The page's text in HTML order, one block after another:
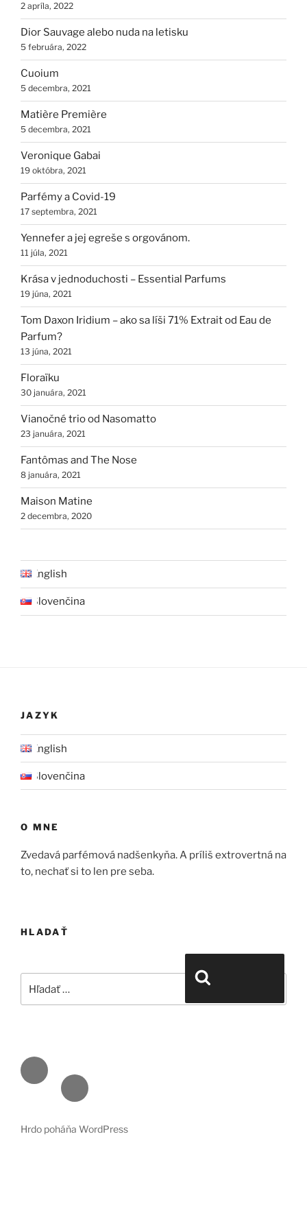
2 apríla, 2022
Dior Sauvage alebo nuda na letisku
5 februára, 2022
Cuoium
5 decembra, 2021
Matière Première
5 decembra, 2021
Veronique Gabai
19 októbra, 2021
Parfémy a Covid-19
17 septembra, 2021
Yennefer a jej egreše s orgovánom.
11 júla, 2021
Krása v jednoduchosti – Essential Parfums
19 júna, 2021
Tom Daxon Iridium – ako sa líši 71% Extrait od Eau de
Parfum?
13 júna, 2021
Floraïku
30 januára, 2021
Vianočné trio od Nasomatto
23 januára, 2021
Fantômas and The Nose
8 januára, 2021
Maison Matine
2 decembra, 2020
English
Slovenčina
JAZYK
English
Slovenčina
O MNE
Zvedavá parfémová nadšenkyňa. A príliš extrovertná na
to, nechať si to len pre seba.
HLADAŤ
Face
book
Emai
l
Hrdo poháňa WordPress